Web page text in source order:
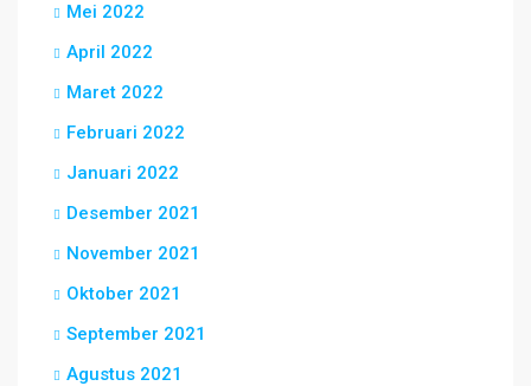
Mei 2022
April 2022
Maret 2022
Februari 2022
Januari 2022
Desember 2021
November 2021
Oktober 2021
September 2021
Agustus 2021